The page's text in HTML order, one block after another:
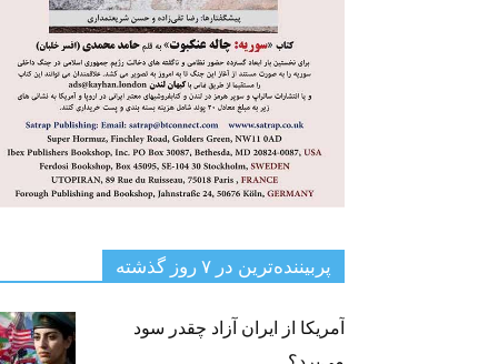
پربیننده‌ترین‌ در ۷ روز گذشته
آمریکا از ایران آزاد چقدر سود